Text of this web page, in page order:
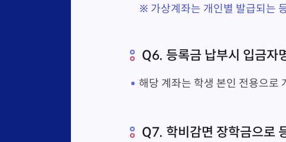
가상계좌는 개인별 발급되는
Q6. 등록금 납부시 입금자
해당 계좌는 학생 본인 전용으로
Q7. 학비감면 장학금으로